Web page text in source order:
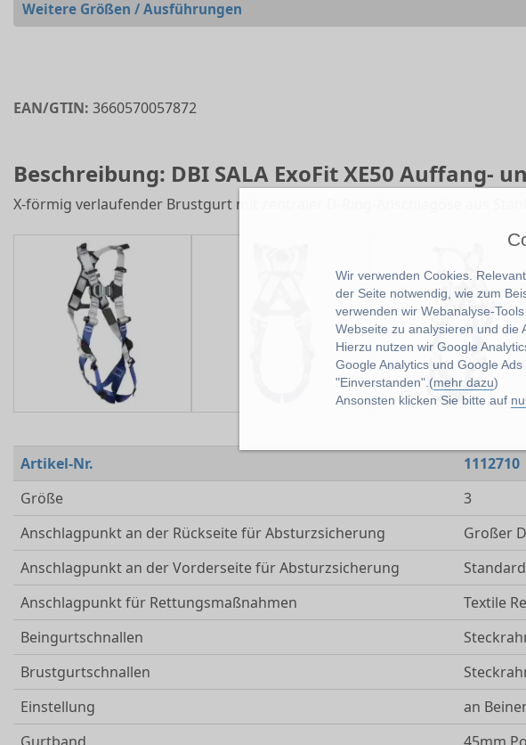
Wir verwenden Cookies.
der Seite notwendig, wie zum
verwenden wir Webanalyse-
Webseite zu analysieren und die
Hierzu nutzen wir Google
Google Analytics und Google
"Einverstanden".(mehr dazu)
Ansonsten klicken Sie bitte auf
Weitere Größen / Ausführungen
EAN/GTIN: 3660570057872
Beschreibung: DBI SALA ExoFit XE50 Auffang-
X-förmig verlaufender Brustgurt mit zentraler D-Ring-Anschlagöse aus
Artikel-Nr.
1112710
Größe
3
Anschlagpunkt an der Rückseite für Absturzsicherung
Großer
Anschlagpunkt an der Vorderseite für Absturzsicherung
Anschlagpunkt für Rettungsmaßnahmen
Textile
Beingurtschnallen
Brustgurtschnallen
Einstellung
an